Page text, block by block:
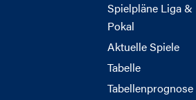
Spielpläne Liga &
Pokal
Aktuelle Spiele
Tabelle
Tabellenprognose